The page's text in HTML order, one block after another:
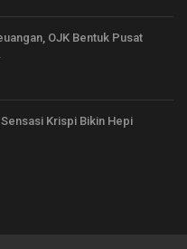
OJK Bentuk Pusat
Krispi Bikin Hepi